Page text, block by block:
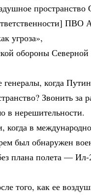
ПВО
угроза»,
обороны
генералы, когда
Звонить за
в нерешительности.
когда в
был обнаружен
плана полета —
того, как ее